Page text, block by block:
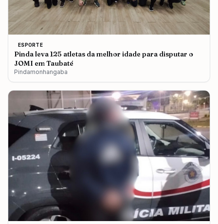
ESPORTE
Pinda leva 125 atletas da melhor idade para disputar o
JOMI em Taubaté
Pindamonhangaba